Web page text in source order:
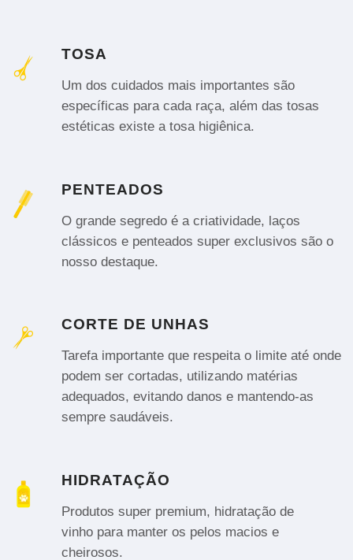
TOSA
Um dos cuidados mais importantes são
específicas para cada raça, além das tosas
estéticas existe a tosa higiênica.
PENTEADOS
O grande segredo é a criatividade, laços
clássicos e penteados super exclusivos são o
nosso destaque.
CORTE DE UNHAS
Tarefa importante que respeita o limite até onde
podem ser cortadas, utilizando matérias
adequados, evitando danos e mantendo-as
sempre saudáveis.
HIDRATAÇÃO
Produtos super premium, hidratação de
vinho para manter os pelos macios e
cheirosos.